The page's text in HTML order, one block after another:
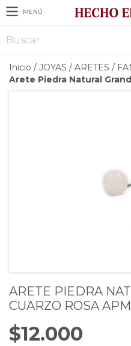
MENÚ
Inicio / JOYAS / ARETES /
Arete Piedra Natural
ARETE PIEDRA
CUARZO ROSA
$12.000